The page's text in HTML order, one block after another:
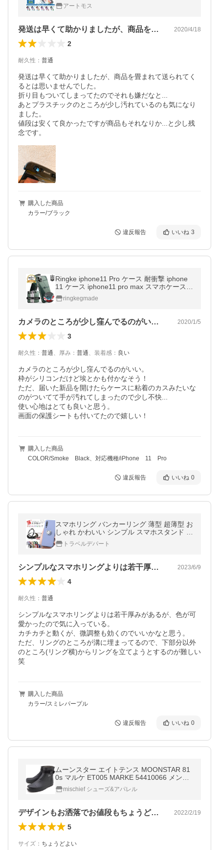
アートモス
発送は早くて助かりましたが、商品を畳ま… 2020/4/18
2
耐久性 ： 普通
発送は早くて助かりましたが、商品を畳まれて送られてく
るとは思いませんでした。
折り目もついてしまってたのでそれも嫌だなと...
あとプラスチックのところが少し汚れているのも気になり
ました。
値段は安くて良かったですが商品もそれなりか...と少し残
念です。
購入した商品
カラー/ブラック
違反報告 いいね 3
Ringke iphone11 Pro ケース 耐衝撃 iphone
11 ケース iphone11 pro max スマホケース
透明 クリア ブランド 米軍 規格 TPU ストラ
ップホール Ringke Fusion
ringkegmade
カメラのところが少し窪んでるのがいい。… 2020/1/5
3
耐久性 ： 普通、 厚み ： 普通、 装着感 ： 良い
カメラのところが少し窪んでるのがいい。
枠がシリコンだけど埃とかも付かなそう！
ただ、届いた新品を開けたらケースに粘着のカスみたいな
のがついてて手が汚れてしまったので少し不快...
使い心地はとても良いと思う。
画面の保護シートも付いてたので嬉しい！
購入した商品
COLOR/Smoke Black、対応機種/iPhone 11 Pro
違反報告 いいね 0
スマホリング バンカーリング 薄型 超薄型 お
しゃれ かわいい シンプル スマホスタンド フ
ィンガーリング リングスタンド スマートフ
ォン スマホホルダー
トラベルデパート
シンプルなスマホリングよりは若干厚みが… 2023/6/9
4
耐久性 ： 普通
シンプルなスマホリングよりは若干厚みがあるが、色が可
愛かったので気に入っている。
カチカチと動くが、微調整も効くのでいいかなと思う。
ただ、リングのところが溝に埋まってるので、下部分以外
のところ(リング横)からリングを立てようとするのが難しい
笑
購入した商品
カラー/スミレパープル
違反報告 いいね 0
ムーンスター エイトテンス MOONSTAR 81
0s マルケ ET005 MARKE 54410066 メン
ズ・レディース ラバーブーツ ブラック 正規
取扱店
mischief シューズ&アパレル
デザインもお洒落でお値段もちょうど良か… 2022/2/19
5
サイズ ： ちょうどよい